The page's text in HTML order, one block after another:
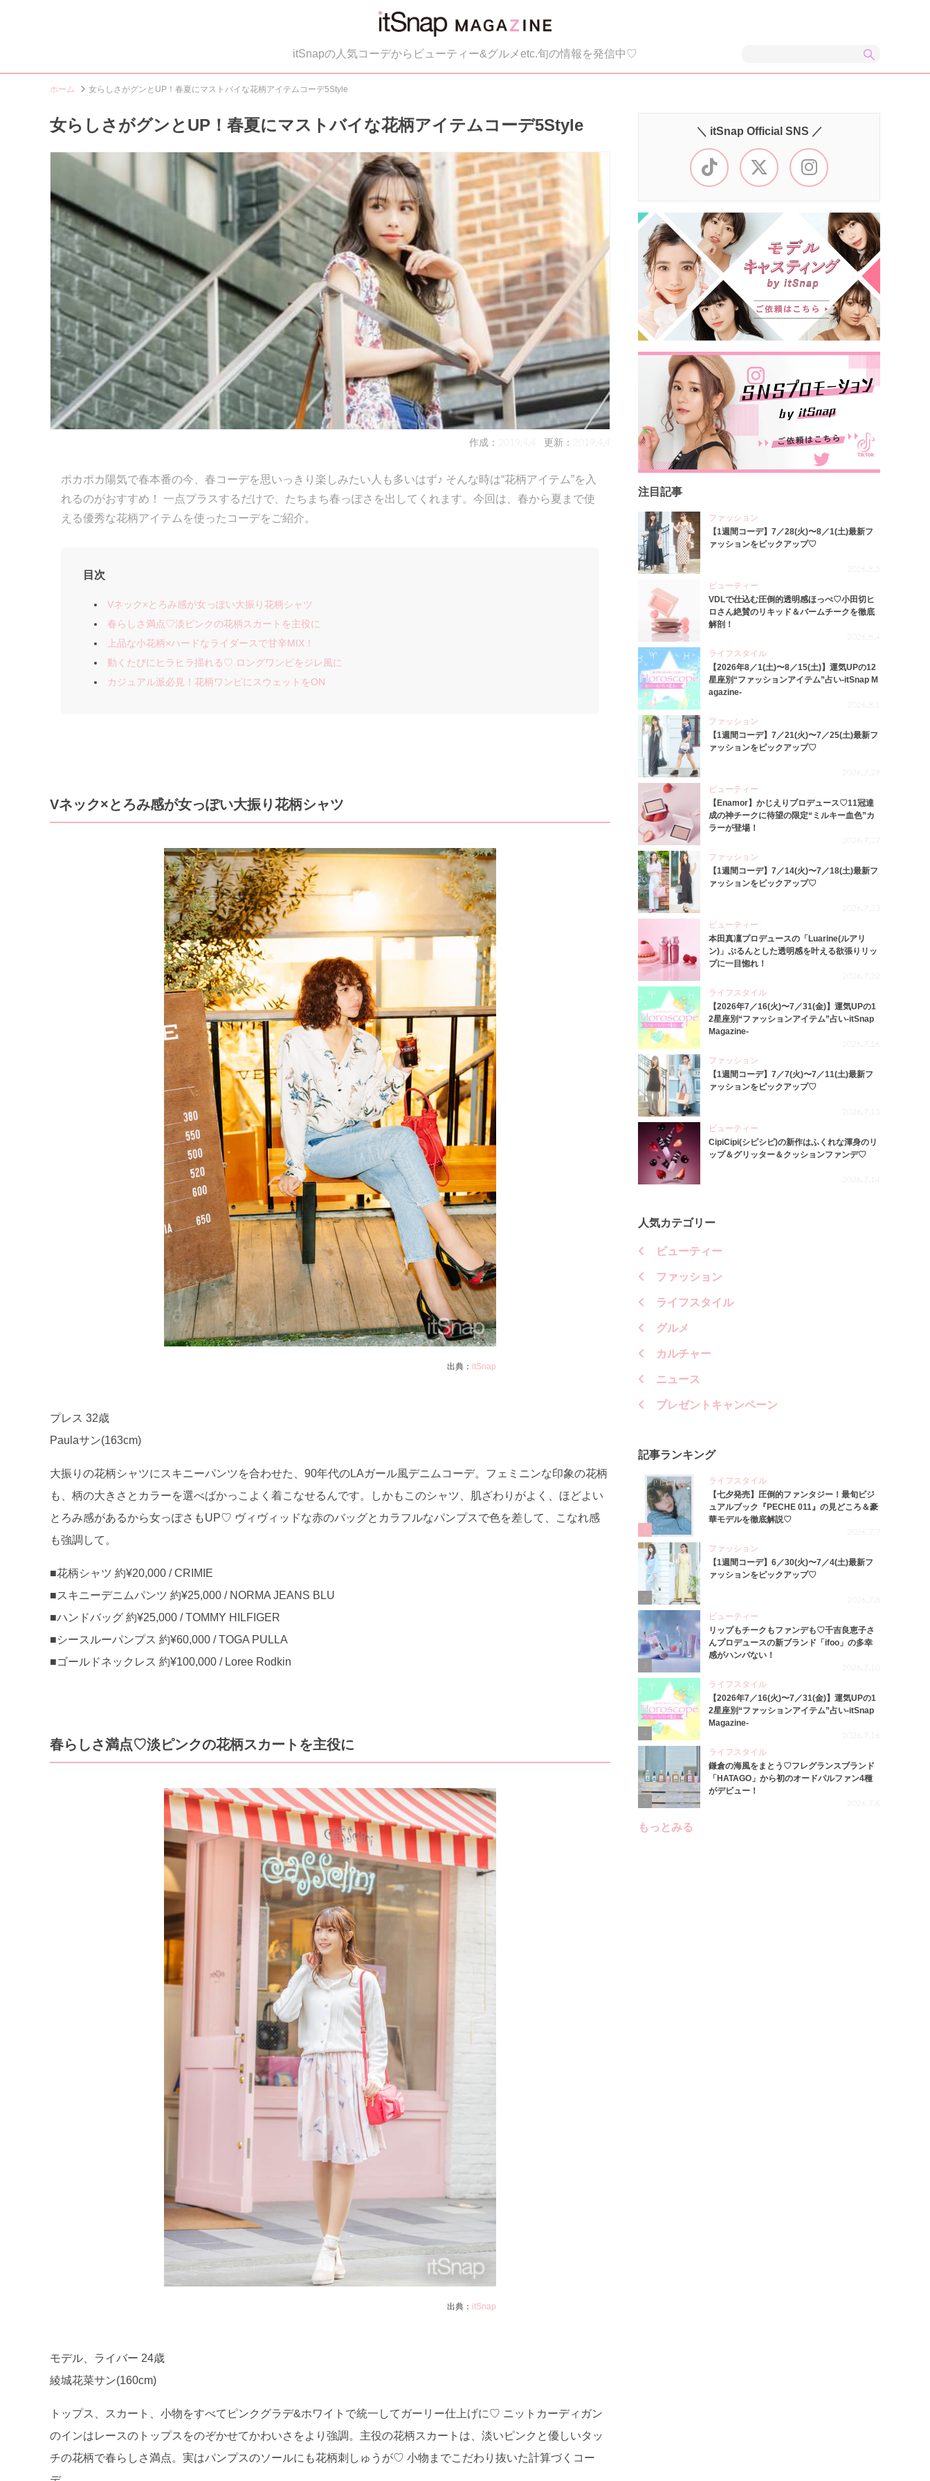
itSnapの人気コーデからビューティー&グルメetc.旬の情報を発信中♡
ホーム 女らしさがグンとUP！春夏にマストバイな花柄アイテムコーデ5Style
女らしさがグンとUP！春夏にマストバイな花柄アイテムコーデ5Style
作成：2019.4.4 更新：2019.4.4
ポカポカ陽気で春本番の今、春コーデを思いっきり楽しみたい人も多いはず♪ そんな時は“花柄アイテム”を入
れるのがおすすめ！ 一点プラスするだけで、たちまち春っぽさを出してくれます。今回は、春から夏まで使
える優秀な花柄アイテムを使ったコーデをご紹介。
目次
Vネック×とろみ感が女っぽい大振り花柄シャツ
春らしさ満点♡淡ピンクの花柄スカートを主役に
上品な小花柄×ハードなライダースで甘辛MIX！
動くたびにヒラヒラ揺れる♡ ロングワンピをジレ風に
カジュアル派必見！花柄ワンピにスウェットをON
Vネック×とろみ感が女っぽい大振り花柄シャツ
出典： itSnap
プレス 32歳
Paulaサン(163cm)
大振りの花柄シャツにスキニーパンツを合わせた、90年代のLAガール風デニムコーデ。フェミニンな印象の花柄
も、柄の大きさとカラーを選べばかっこよく着こなせるんです。しかもこのシャツ、肌ざわりがよく、ほどよい
とろみ感があるから女っぽさもUP♡ ヴィヴィッドな赤のバッグとカラフルなパンプスで色を差して、こなれ感
も強調して。
■花柄シャツ 約¥20,000 / CRIMIE
■スキニーデニムパンツ 約¥25,000 / NORMA JEANS BLU
■ハンドバッグ 約¥25,000 / TOMMY HILFIGER
■シースルーパンプス 約¥60,000 / TOGA PULLA
■ゴールドネックレス 約¥100,000 / Loree Rodkin
春らしさ満点♡淡ピンクの花柄スカートを主役に
出典： itSnap
モデル、ライバー 24歳
綾城花菜サン(160cm)
トップス、スカート、小物をすべてピンクグラデ&ホワイトで統一してガーリー仕上げに♡ ニットカーディガン
のインはレースのトップスをのぞかせてかわいさをより強調。主役の花柄スカートは、淡いピンクと優しいタッ
チの花柄で春らしさ満点。実はパンプスのソールにも花柄刺しゅうが♡ 小物までこだわり抜いた計算づくコー
＼ itSnap Official SNS ／
注目記事
ファッション
【1週間コーデ】7／28(火)〜8／1(土)最新フ
ァッションをピックアップ♡
2026.8.5
ビューティー
VDLで仕込む圧倒的透明感ほっぺ♡小田切ヒ
ロさん絶賛のリキッド＆バームチークを徹底
解剖！
2026.8.4
ライフスタイル
【2026年8／1(土)〜8／15(土)】運気UPの12
星座別“ファッションアイテム”占い-itSnap M
agazine-
2026.8.1
ファッション
【1週間コーデ】7／21(火)〜7／25(土)最新フ
ァッションをピックアップ♡
2026.7.29
ビューティー
【Enamor】かじえりプロデュース♡11冠達
成の神チークに待望の限定“ミルキー血色”カ
ラーが登場！
2026.7.27
ファッション
【1週間コーデ】7／14(火)〜7／18(土)最新フ
ァッションをピックアップ♡
2026.7.23
ビューティー
本田真凜プロデュースの「Luarine(ルアリ
ン)」ぷるんとした透明感を叶える欲張りリッ
プに一目惚れ！
2026.7.22
ライフスタイル
【2026年7／16(火)〜7／31(金)】運気UPの1
2星座別“ファッションアイテム”占い-itSnap
Magazine-
2026.7.16
ファッション
【1週間コーデ】7／7(火)〜7／11(土)最新フ
ァッションをピックアップ♡
2026.7.15
ビューティー
CipiCipi(シピシピ)の新作はふくれな渾身のリ
ップ＆グリッター＆クッションファンデ♡
2026.7.14
人気カテゴリー
ビューティー
ファッション
ライフスタイル
グルメ
カルチャー
ニュース
プレゼントキャンペーン
記事ランキング
ライフスタイル
【七夕発売】圧倒的ファンタジー！最旬ビジ
ュアルブック『PECHE 011』の見どころ＆豪
華モデルを徹底解説♡
2026.7.7
ファッション
【1週間コーデ】6／30(火)〜7／4(土)最新フ
ァッションをピックアップ♡
2026.7.8
3
ビューティー
リップもチークもファンデも♡千吉良恵子さ
んプロデュースの新ブランド「ifoo」の多幸
感がハンパない！
2026.7.10
4
ライフスタイル
【2026年7／16(火)〜7／31(金)】運気UPの1
2星座別“ファッションアイテム”占い-itSnap
Magazine-
2026.7.16
ライフスタイル
鎌倉の海風をまとう♡フレグランスブランド
「HATAGO」から初のオードパルファン4種
がデビュー！
2026.7.6
もっとみる